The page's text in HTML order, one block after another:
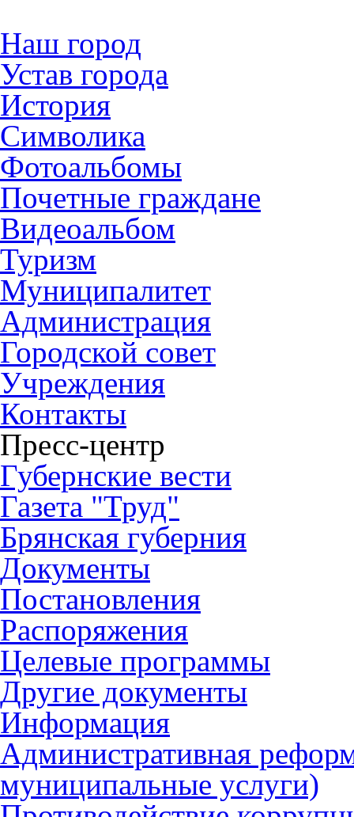
Наш город
Устав города
История
Символика
Фотоальбомы
Почетные граждане
Видеоальбом
Туризм
Муниципалитет
Администрация
Городской совет
Учреждения
Контакты
Пресс-центр
Губернские вести
Газета "Труд"
Брянская губерния
Документы
Постановления
Распоряжения
Целевые программы
Другие документы
Информация
Административная
муниципальные услуги)